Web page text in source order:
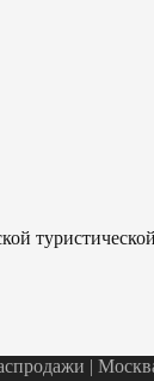
|